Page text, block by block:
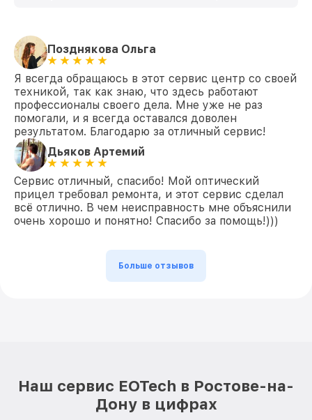
Позднякова Ольга
Я всегда обращаюсь в этот сервис центр со своей
техникой, так как знаю, что здесь работают
профессионалы своего дела. Мне уже не раз
помогали, и я всегда оставался доволен
результатом. Благодарю за отличный сервис!
Дьяков Артемий
Сервис отличный, спасибо! Мой оптический
прицел требовал ремонта, и этот сервис сделал
всё отлично. В чем неисправность мне объяснили
очень хорошо и понятно! Спасибо за помощь!)))
Больше отзывов
Наш сервис EOTech в Ростове-на-
Дону в цифрах